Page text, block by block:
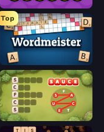
Daily Word Search
Top
Wordmeister
Crocword